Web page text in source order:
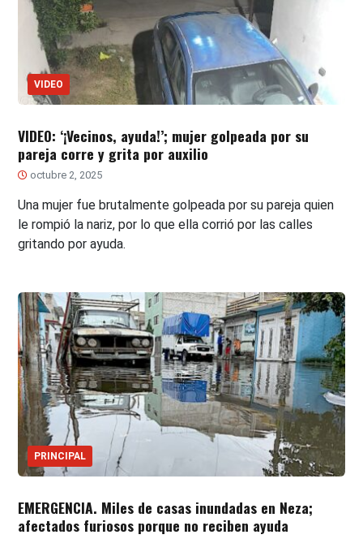
VIDEO
VIDEO: ‘¡Vecinos, ayuda!’; mujer golpeada por su
pareja corre y grita por auxilio
octubre 2, 2025
Una mujer fue brutalmente golpeada por su pareja quien
le rompió la nariz, por lo que ella corrió por las calles
gritando por ayuda.
PRINCIPAL
EMERGENCIA. Miles de casas inundadas en Neza;
afectados furiosos porque no reciben ayuda